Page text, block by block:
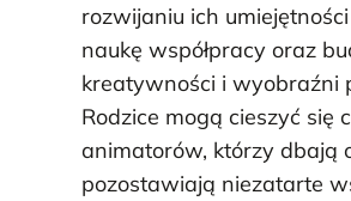
rozwijaniu ich
naukę współpracy oraz
kreatywności i wyobraźni
Rodzice mogą cieszyć się
animatorów, którzy dbają
pozostawiają niezatarte